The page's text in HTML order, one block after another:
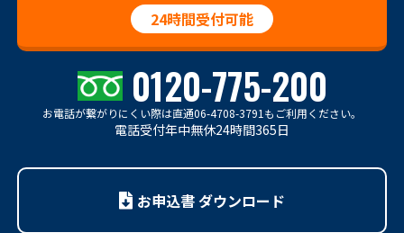
24時間受付可能
0120-775-200
お電話が繋がりにくい際は直通06-4708-3791もご利用ください。
電話受付年中無休24時間365日
お申込書 ダウンロード